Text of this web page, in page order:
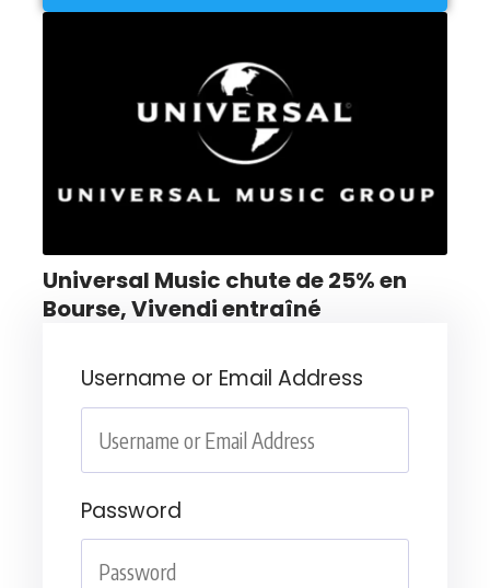
Universal Music chute de 25% en
Bourse, Vivendi entraîné
Username or Email Address
Password